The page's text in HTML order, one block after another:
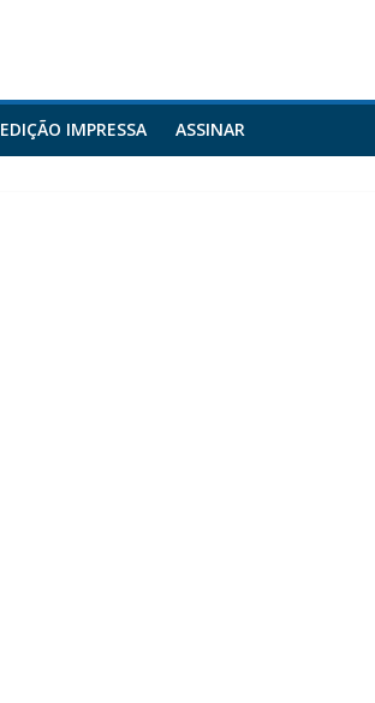
EDIÇÃO IMPRESSA ASSINAR